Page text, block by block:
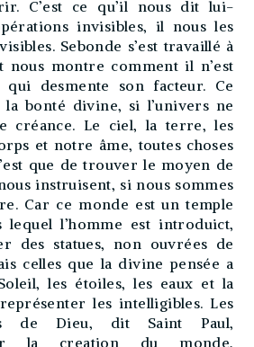
C’est ce qu’il nous dit lui-
invisibles, il nous les
Sebonde s’est travaillé à
nous montre comment il n’est
desmente son facteur. Ce
bonté divine, si l’univers ne
créance. Le ciel, la terre, les
et notre âme, toutes choses
que de trouver le moyen de
instruisent, si nous sommes
Car ce monde est un temple
lequel l’homme est introduict,
des statues, non ouvrées de
celles que la divine pensée a
les étoiles, les eaux et la
les intelligibles. Les
de Dieu, dit Saint Paul,
la creation du monde,